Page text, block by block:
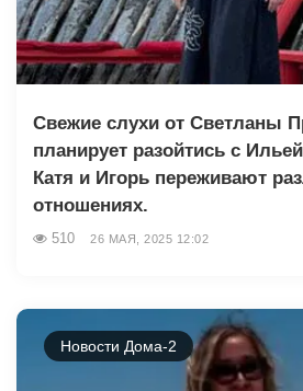
Свежие слухи от Светланы
планирует разойтись с
Катя и Игорь переживают
отношениях.
510 26 МАЯ, 2025 12:02
Новости Дома-2